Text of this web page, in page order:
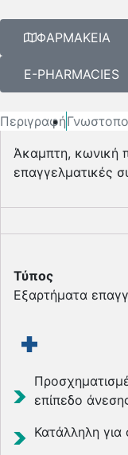
ΦΑΡΜΑΚΕΙΑ
E-PHARMACIES
Περιγραφή
Άκαμπτη, κωνική
επαγγελματικές
Τύπος
Εξαρτήματα
επίπεδο
Κατάλληλη